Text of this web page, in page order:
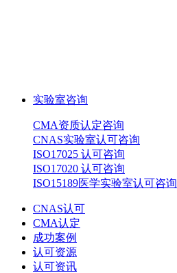
实验室咨询
CMA资质认定咨询
CNAS实验室认可咨询
ISO17025 认可咨询
ISO17020 认可咨询
ISO15189医学实验室认可咨询
CNAS认可
CMA认定
成功案例
认可资源
认可资讯